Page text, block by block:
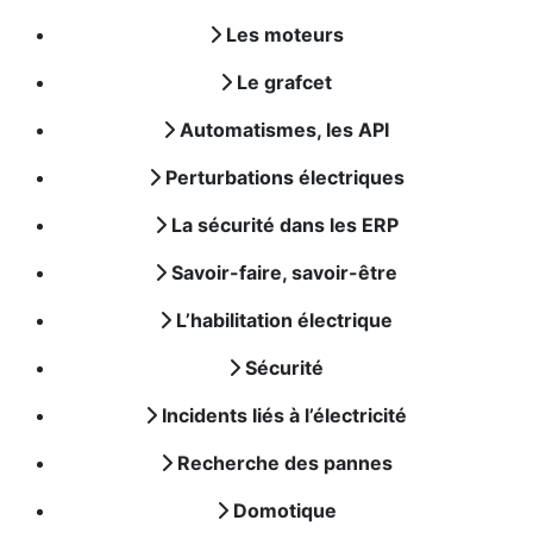
Les moteurs
Le grafcet
Automatismes, les API
Perturbations électriques
La sécurité dans les ERP
Savoir-faire, savoir-être
L’habilitation électrique
Sécurité
Incidents liés à l’électricité
Recherche des pannes
Domotique